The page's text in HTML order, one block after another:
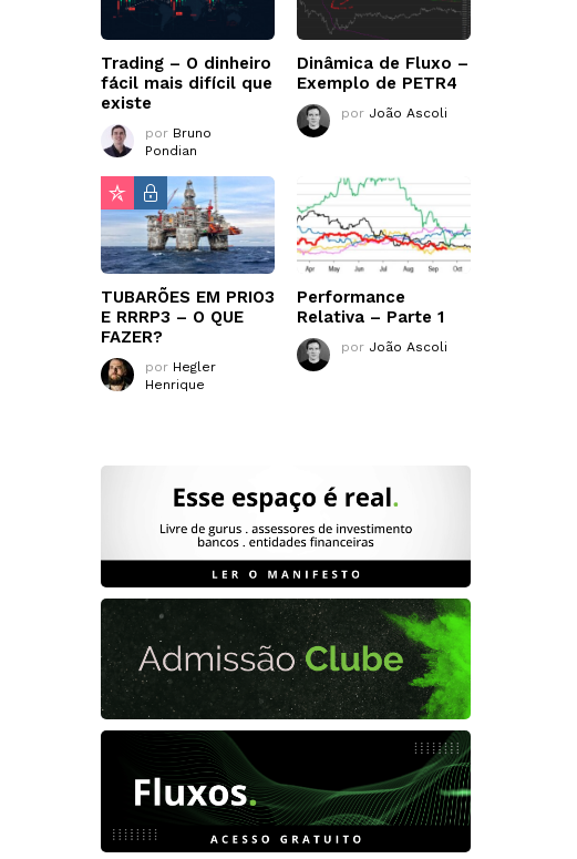
Trading – O dinheiro
fácil mais difícil que
existe
por Bruno
Pondian
Dinâmica de Fluxo –
Exemplo de PETR4
por João Ascoli
TUBARÕES EM PRIO3
E RRRP3 – O QUE
FAZER?
por Hegler
Henrique
Performance
Relativa – Parte 1
por João Ascoli